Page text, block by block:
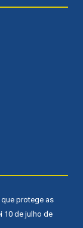
protege as
10 de julho de